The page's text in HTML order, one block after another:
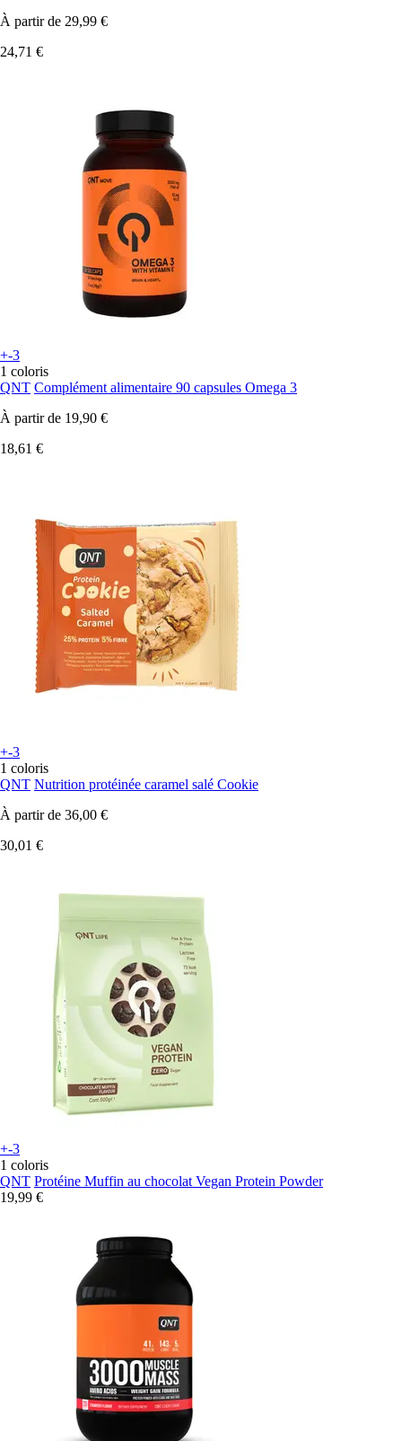
À partir de 29,99 €
24,71 €
+-3
1 coloris
QNT Complément alimentaire 90 capsules Omega 3
À partir de 19,90 €
18,61 €
+-3
1 coloris
QNT Nutrition protéinée caramel salé Cookie
À partir de 36,00 €
30,01 €
+-3
1 coloris
QNT Protéine Muffin au chocolat Vegan Protein Powder
19,99 €